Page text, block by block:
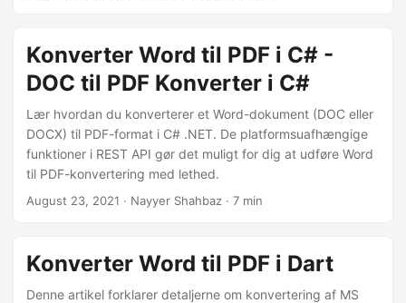
tilbyder vi en Word til PDF konverteringsapp på Zapier, der
gør det muligt for dig at forbinde dine dokumentlagre fra
Google Drive eller Dropbox til vores filbehandlingstjeneste
Konverter Word til PDF i C# -
DOC til PDF Konverter i C#
Lær hvordan du konverterer et Word-dokument (DOC eller
DOCX) til PDF-format i C# .NET. De platformsuafhængige
funktioner i REST API gør det muligt for dig at udføre Word
til PDF-konvertering med lethed.
August 23, 2021 · Nayyer Shahbaz · 7 min
Konverter Word til PDF i Dart
Denne artikel forklarer detaljerne om konvertering af MS